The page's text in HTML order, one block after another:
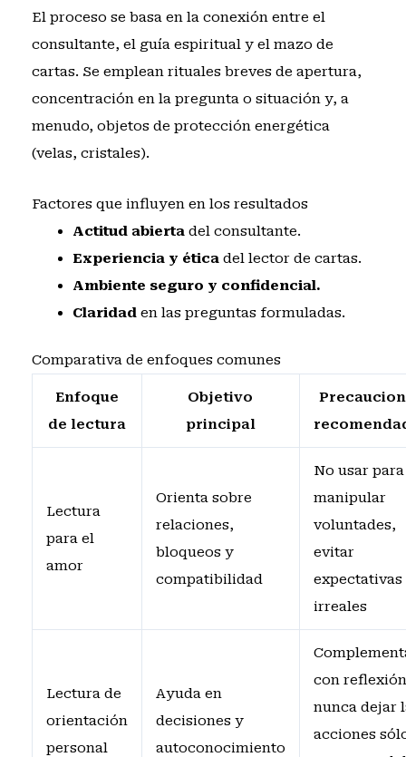
El proceso se basa en la conexión entre el
consultante, el guía espiritual y el mazo de
cartas. Se emplean rituales breves de apertura,
concentración en la pregunta o situación y, a
menudo, objetos de protección energética
(velas, cristales).
Factores que influyen en los resultados
Actitud abiertadel consultante.
Experiencia y éticadel lector de cartas.
Ambiente seguro y confidencial.
Claridaden las preguntas formuladas.
Comparativa de enfoques comunes
Enfoque
de lectura
Objetivo
principal
Lectura
para el
amor
Orienta sobre
relaciones,
bloqueos y
compatibilidad
No usar para
manipular
voluntades,
evitar
expectativas
irreales
Lectura de
orientación
personal
Ayuda en
decisiones y
autoconocimiento
con
nunca dejar
acciones